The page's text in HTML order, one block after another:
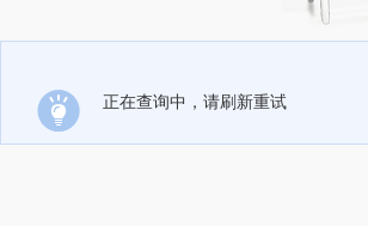
正在查询中，请刷新重试